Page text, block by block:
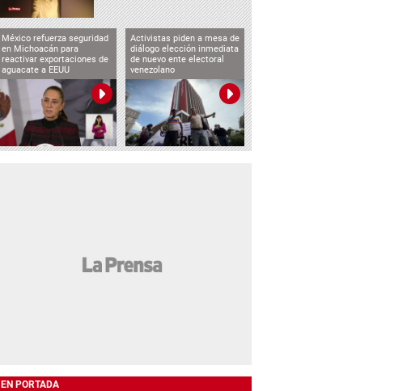
México refuerza seguridad
en Michoacán para
reactivar exportaciones de
aguacate a EEUU
Activistas piden a mesa de
diálogo elección inmediata
de nuevo ente electoral
venezolano
EN PORTADA